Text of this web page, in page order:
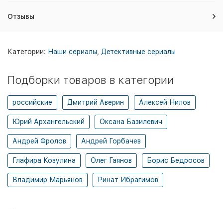
Отзывы
Категории: Наши сериалы Детективные сериалы
Подборки товаров в категории
российские Дмитрий Аверин Алексей Нилов
Юрий Архангельский Оксана Базилевич
Андрей Фролов Андрей Горбачев
Глафира Козулина Олег Гаянов Борис Бедросов
Владимир Марьянов Ринат Ибрагимов